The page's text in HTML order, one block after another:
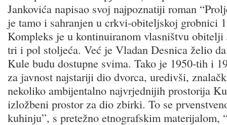
Jankovića napisao svoj najpoznatiji roman
je tamo i sahranjen u crkvi-obiteljskoj grobnici
Kompleks je u kontinuiranom vlasništvu
tri i pol stoljeća. Već je Vladan Desnica želio
Kule budu dostupne svima. Tako je 1950-tih i
za javnost najstariji dio dvorca, uredivši,
nekoliko ambijentalno najvrjednijih prostorija
izložbeni prostor za dio zbirki. To se
kuhinju”, s pretežno etnografskim materijalom,